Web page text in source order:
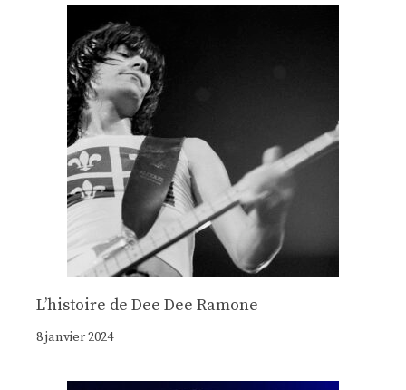
Lʼhistoire de Dee Dee Ramone
8 janvier 2024